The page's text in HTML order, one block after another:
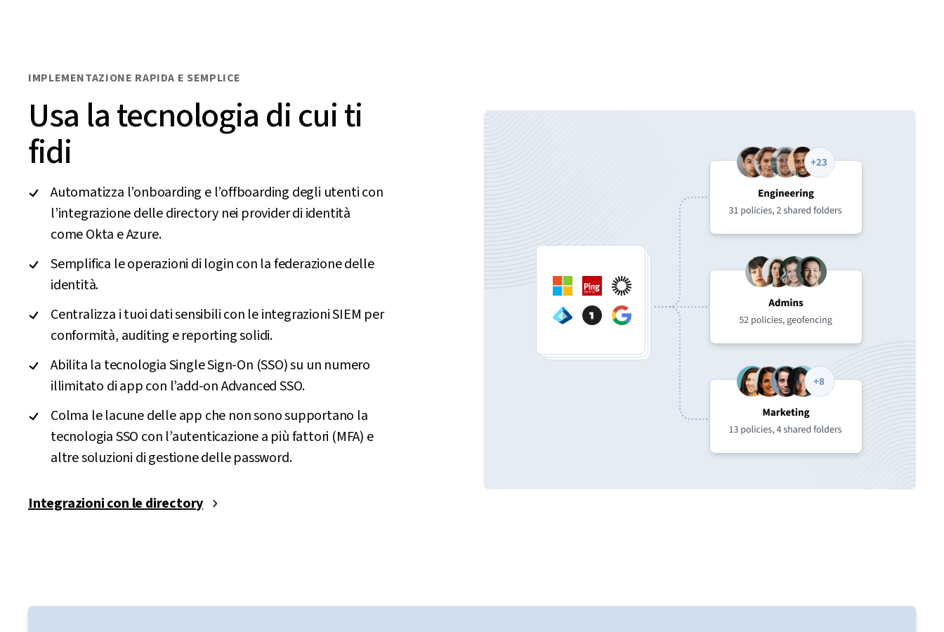
IMPLEMENTAZIONE RAPIDA E SEMPLICE
Usa la tecnologia di cui ti
fidi
Automatizza l’onboarding e l’offboarding degli utenti con
l’integrazione delle directory nei provider di identità
come Okta e Azure.
Semplifica le operazioni di login con la federazione delle
identità.
Centralizza i tuoi dati sensibili con le integrazioni SIEM per
conformità, auditing e reporting solidi.
Abilita la tecnologia Single Sign-On (SSO) su un numero
illimitato di app con l’add-on Advanced SSO.
Colma le lacune delle app che non sono supportano la
tecnologia SSO con l’autenticazione a più fattori (MFA) e
altre soluzioni di gestione delle password.
Integrazioni con le directory